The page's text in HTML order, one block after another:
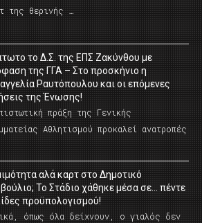
της θερινής …
το Δ.Σ. της ΕΠΣ Ζακύνθου με
της ΓΓΑ – Στο προσκήνιο η
Ραυτόπουλου και οι επόμενες
της Ένωσης!
πράξη της Γενικής
Αθλητισμού προκαλεί ανατροπές
αλά καρτ στο Δημοτικό
Το Στάδιο χάθηκε μέσα σε… πέντε
προϋπολογισμού!
όπως όλα δείχνουν, ο γιαλός δεν